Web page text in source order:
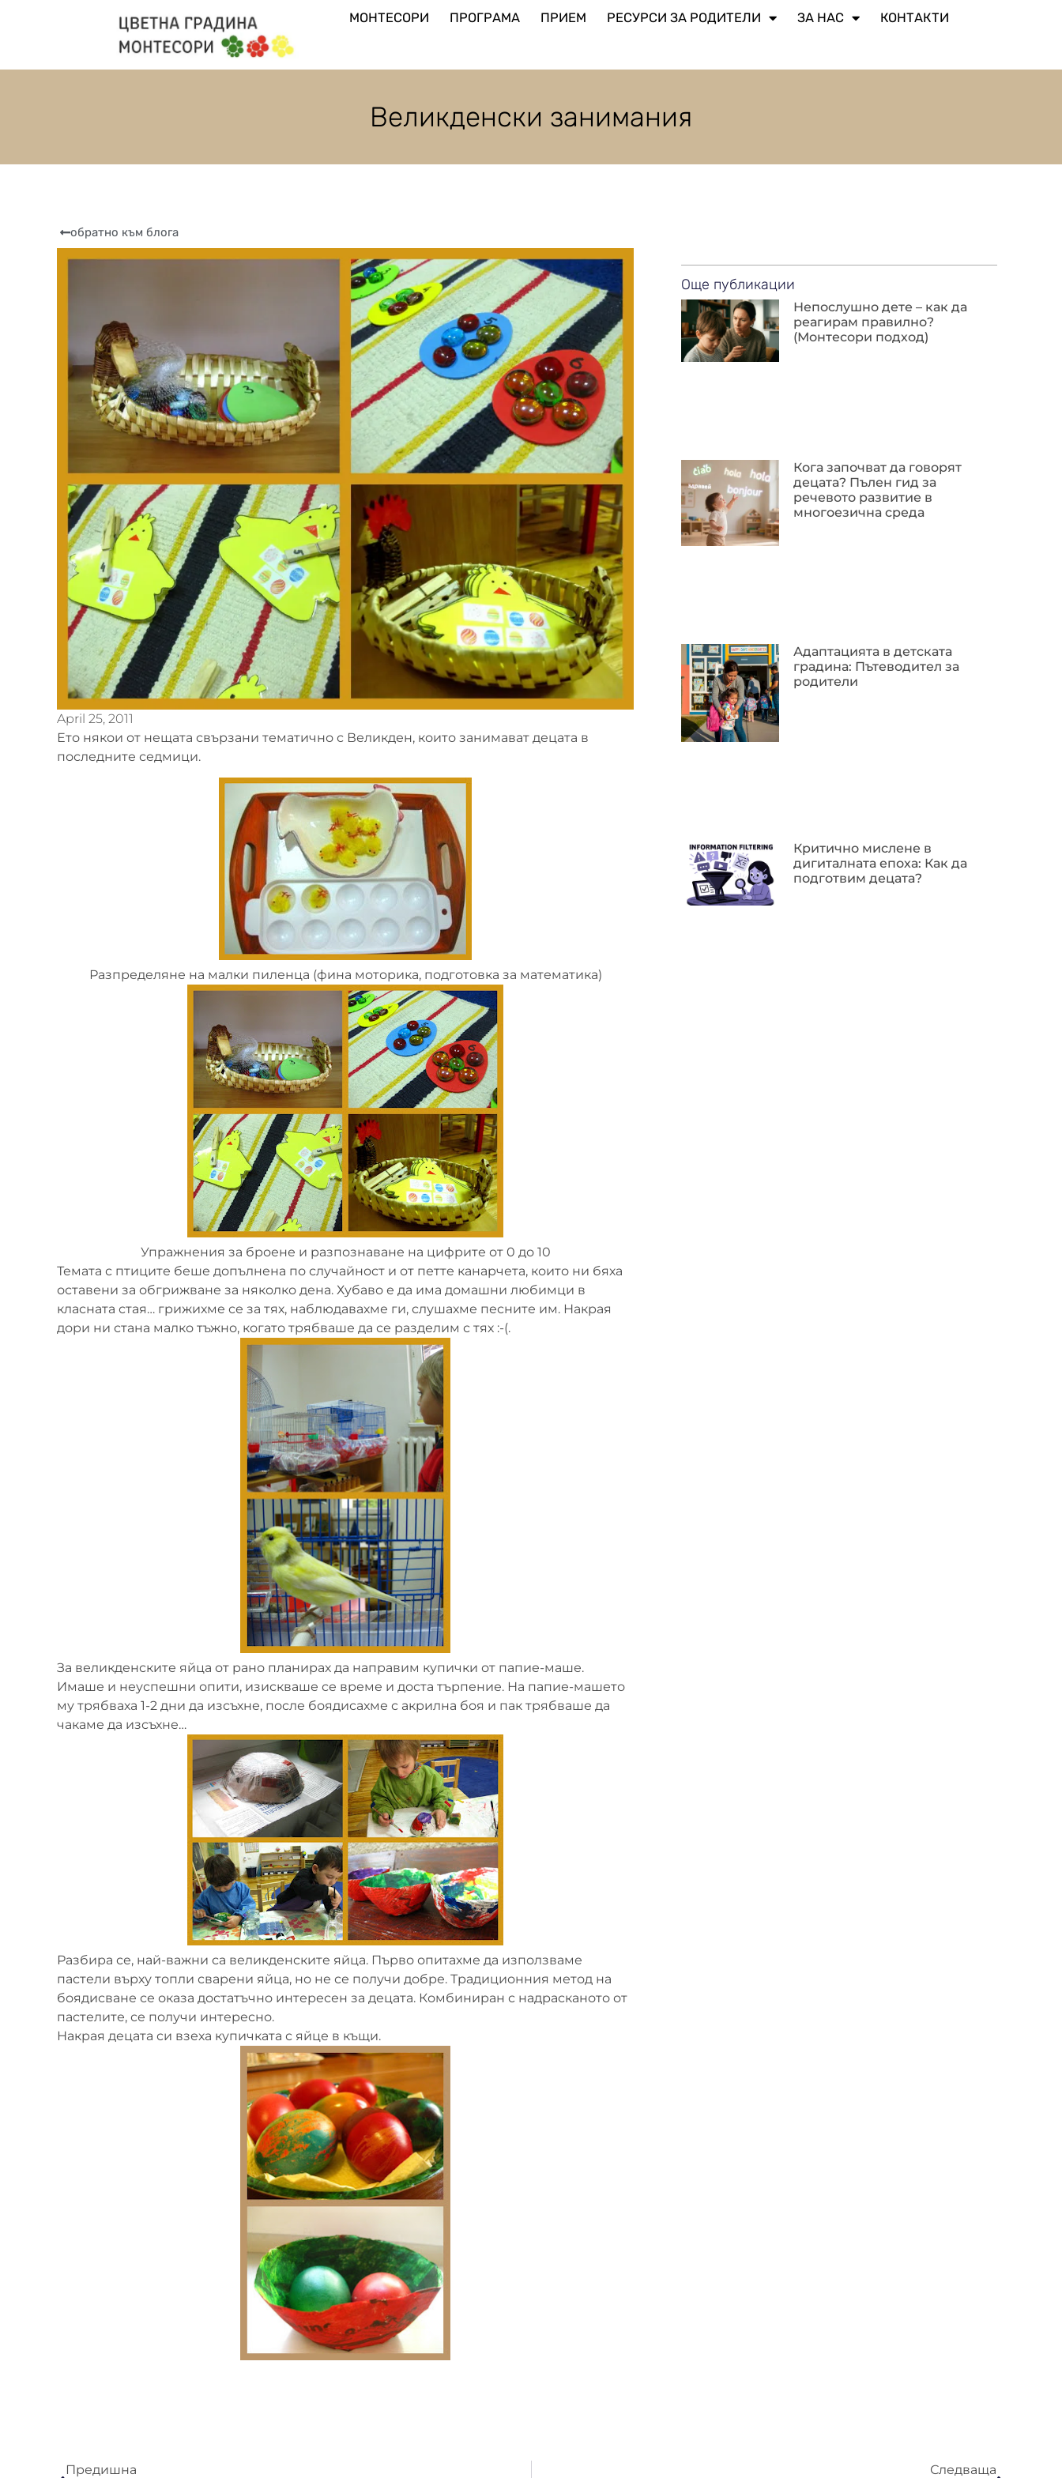
МОНТЕСОРИ ПРОГРАМА ПРИЕМ РЕСУРСИ ЗА РОДИТЕЛИ​ ЗА НАС КОНТАКТИ
Великденски занимания
обратно към блога
April 25, 2011
Ето някои от нещата свързани тематично с Великден, които занимават децата в
последните седмици.
Разпределяне на малки пиленца (фина моторика, подготовка за математика)
Упражнения за броене и разпознаване на цифрите от 0 до 10
Темата с птиците беше допълнена по случайност и от петте канарчета, които ни бяха
оставени за обгрижване за няколко дена. Хубаво е да има домашни любимци в
класната стая… грижихме се за тях, наблюдавахме ги, слушахме песните им. Накрая
дори ни стана малко тъжно, когато трябваше да се разделим с тях :-(.
За великденските яйца от рано планирах да направим купички от папие-маше.
Имаше и неуспешни опити, изискваше се време и доста търпение. На папие-машето
му трябваха 1-2 дни да изсъхне, после боядисахме с акрилна боя и пак трябваше да
чакаме да изсъхне…
Разбира се, най-важни са великденските яйца. Първо опитахме да използваме
пастели върху топли сварени яйца, но не се получи добре. Традиционния метод на
боядисване се оказа достатъчно интересен за децата. Комбиниран с надрасканото от
пастелите, се получи интересно.
Накрая децата си взеха купичката с яйце в къщи.
Още публикации
Непослушно дете – как да
реагирам правилно?
(Монтесори подход)
Кога започват да говорят
децата? Пълен гид за
речевото развитие в
многоезична среда
Адаптацията в детската
градина: Пътеводител за
родители
Критично мислене в
дигиталната епоха: Как да
подготвим децата?
Предишна Следваща